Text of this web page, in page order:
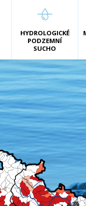
HYDROLOGICKÉ
PODZEMNÍ
SUCHO